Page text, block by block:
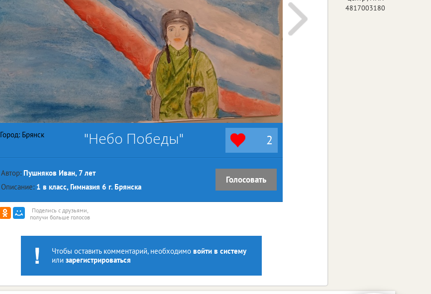
"Небо Победы"
Город: Брянск 2
Автор: Пушняков Иван, 7 лет
Описание: 1 в класс, Гимназия 6 г. Брянска
Голосовать
Поделись с друзьями,
получи больше голосов
Чтобы оставить комментарий, необходимо войти в систему
или зарегистрироваться
4817003180